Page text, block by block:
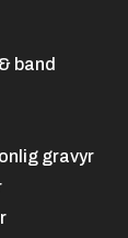
band
gravyr